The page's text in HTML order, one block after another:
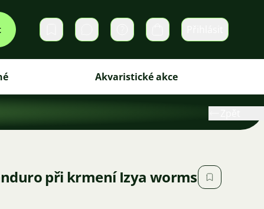
Soukromé zprávy Košík
Akvaristické akce
při krmení Izya worms